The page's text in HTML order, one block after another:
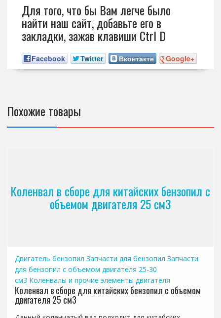
Для того, что бы Вам легче было
найти наш сайт, добавьте его в
закладки, зажав клавиши Ctrl D
Facebook Twitter Вконтакте Google+
Похожие товары
Коленвал в сборе для китайских бензопил с
объемом двигателя 25 см3
Двигатель бензопил Запчасти для бензопил Запчасти
для бензопил с объемом двигателя 25-30
см3 Коленвалы и прочие элементы двигателя
Коленвал в сборе для китайских бензопил с объемом
двигателя 25 см3